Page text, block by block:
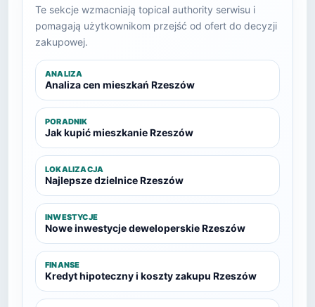
Te sekcje wzmacniają topical authority serwisu i
pomagają użytkownikom przejść od ofert do decyzji
zakupowej.
ANALIZA
Analiza cen mieszkań Rzeszów
PORADNIK
Jak kupić mieszkanie Rzeszów
LOKALIZACJA
Najlepsze dzielnice Rzeszów
INWESTYCJE
Nowe inwestycje deweloperskie Rzeszów
FINANSE
Kredyt hipoteczny i koszty zakupu Rzeszów